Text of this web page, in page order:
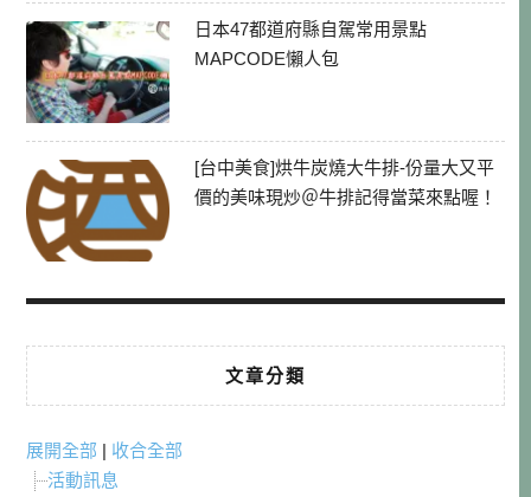
日本47都道府縣自駕常用景點
MAPCODE懶人包
[台中美食]烘牛炭燒大牛排-份量大又平
價的美味現炒＠牛排記得當菜來點喔！
文章分類
展開全部 | 收合全部
活動訊息